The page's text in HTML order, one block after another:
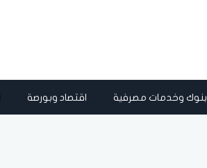
بنوك وخدمات مصرفية اقتصاد وبورصة